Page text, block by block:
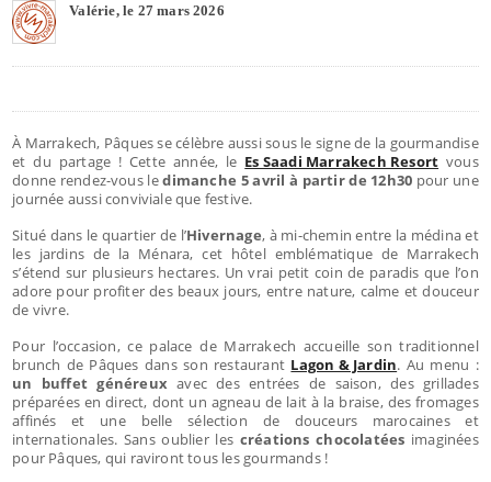
Valérie, le 27 mars 2026
À Marrakech, Pâques se célèbre aussi sous le signe de la gourmandise
et du partage ! Cette année, le Es Saadi Marrakech Resort vous
donne rendez-vous ledimanche 5 avril à partir de 12h30 pour une
journée aussi conviviale que festive.
Situé dans le quartier de l’Hivernage, à mi-chemin entre la médina et
les jardins de la Ménara, cet hôtel emblématique de Marrakech
s’étend sur plusieurs hectares. Un vrai petit coin de paradis que l’on
adore pour profiter des beaux jours, entre nature, calme et douceur
de vivre.
Pour l’occasion, ce palace de Marrakech accueille son traditionnel
brunch de Pâques dans son restaurant Lagon & Jardin. Au menu :
un buffet généreuxavec des entrées de saison, des grillades
préparées en direct, dont un agneau de lait à la braise, des fromages
affinés et une belle sélection de douceurs marocaines et
internationales. Sans oublier les créations chocolatées imaginées
pour Pâques, qui raviront tous les gourmands !